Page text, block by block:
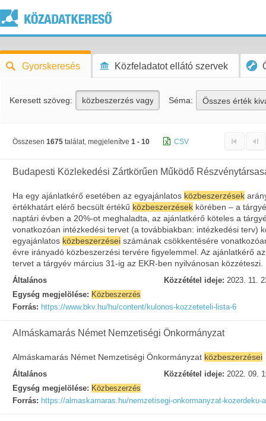
Gyorskeresés Közfeladatot ellátó szervek
Keresett szöveg: Séma: Összes érték
Összesen 1675 találat, megjelenítve 1 - 10 CSV
Budapesti Közlekedési Zártkörűen Működő
Ha egy ajánlatkérő esetében az egyajánlatos közbeszerzések
értékhatárt elérő becsült értékű közbeszerzések körében – a
naptári évben a 20%-ot meghaladta, az ajánlatkérő köteles a
vonatkozóan intézkedési tervet (a továbbiakban: intézkedési terv)
egyajánlatos közbeszerzései számának csökkentésére
évre irányadó közbeszerzési tervére figyelemmel. Az ajánlatkérő
tervet a tárgyév március 31-ig az EKR-ben nyilvánosan közzéteszi.
Általános Közzététel ideje: 2023. 11.
Egység megjelölése: Közbeszerzés
Forrás: https://www.bkv.hu/hu/content/kulonos-kozzeteteli-lista-6
Almáskamarás Német Nemzetiségi Önkormányzat
Almáskamarás Német Nemzetiségi Önkormányzat közbeszerzései
Általános Közzététel ideje: 2022. 09.
Egység megjelölése: Közbeszerzés
Forrás: https://almaskamaras.hu/nemzetisegi-onkormanyzat-kozerdeku-